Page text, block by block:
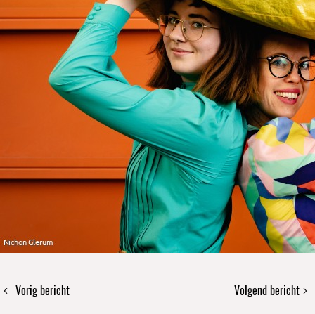
DeelVorig bericht
Solidaire
Volgend bericht
COLLE,